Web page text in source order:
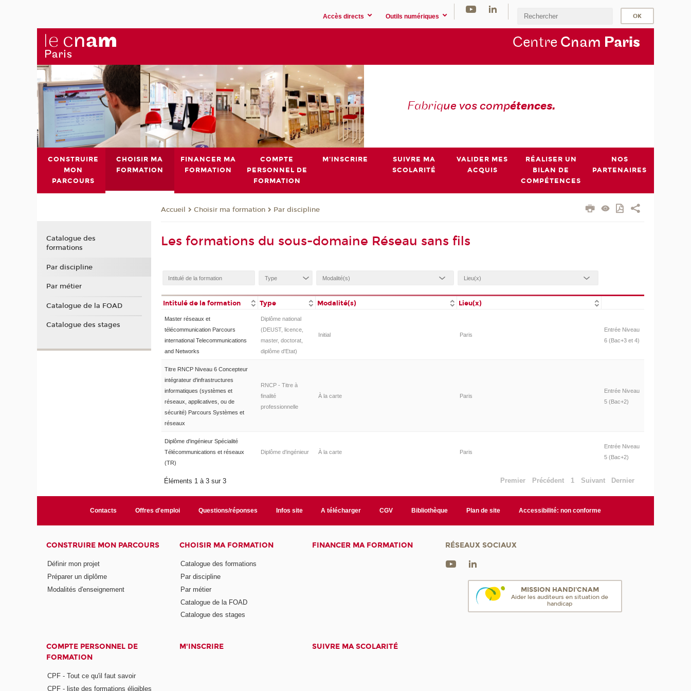
Accès directs Outils numériques
Centre Cnam Paris
Fabrique vos compétences.
CONSTRUIRE
MON
PARCOURS
CHOISIR MA
FORMATION
FINANCER MA
FORMATION
COMPTE
PERSONNEL DE
FORMATION
M'INSCRIRE
SUIVRE MA
SCOLARITÉ
VALIDER MES
ACQUIS
RÉALISER UN
BILAN DE
COMPÉTENCES
NOS
PARTENAIRES
Accueil Choisir ma formation Par discipline
Les formations du sous-domaine Réseau sans fils
Intitulé de la formation Type Modalité(s) Lieu(x)
Master réseaux et
télécommunication Parcours
international Telecommunications
and Networks
Diplôme national
(DEUST, licence,
master, doctorat,
diplôme d'Etat)
Initial Paris
Entrée Niveau
6 (Bac+3 et 4)
Titre RNCP Niveau 6 Concepteur
intégrateur d'infrastructures
informatiques (systèmes et
réseaux, applicatives, ou de
sécurité) Parcours Systèmes et
réseaux
RNCP - Titre à
finalité
professionnelle
À la carte Paris
Entrée Niveau
5 (Bac+2)
Diplôme d'ingénieur Spécialité
Télécommunications et réseaux
(TR)
Diplôme d'ingénieur À la carte Paris
Entrée Niveau
5 (Bac+2)
Éléments 1 à 3 sur 3 Premier Précédent 1 Suivant Dernier
Catalogue des
formations
Par discipline
Par métier
Catalogue de la FOAD
Catalogue des stages
Contacts Offres d'emploi Questions/réponses Infos site A télécharger CGV Bibliothèque Plan de site Accessibilité: non conforme
CONSTRUIRE MON PARCOURS
Définir mon projet
Préparer un diplôme
Modalités d'enseignement
CHOISIR MA FORMATION
Catalogue des formations
Par discipline
Par métier
Catalogue de la FOAD
Catalogue des stages
FINANCER MA FORMATION
COMPTE PERSONNEL DE
FORMATION
CPF - Tout ce qu'il faut savoir
CPF - liste des formations éligibles
M'INSCRIRE SUIVRE MA SCOLARITÉ
RÉSEAUX SOCIAUX
MISSION HANDI'CNAM
Aider les auditeurs en situation de
handicap